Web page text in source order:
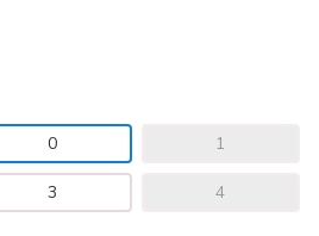
0 1
3 4